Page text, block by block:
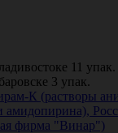
11 упак.
3 упак.
К (растворы
амидопирина),
фирма "Винар")